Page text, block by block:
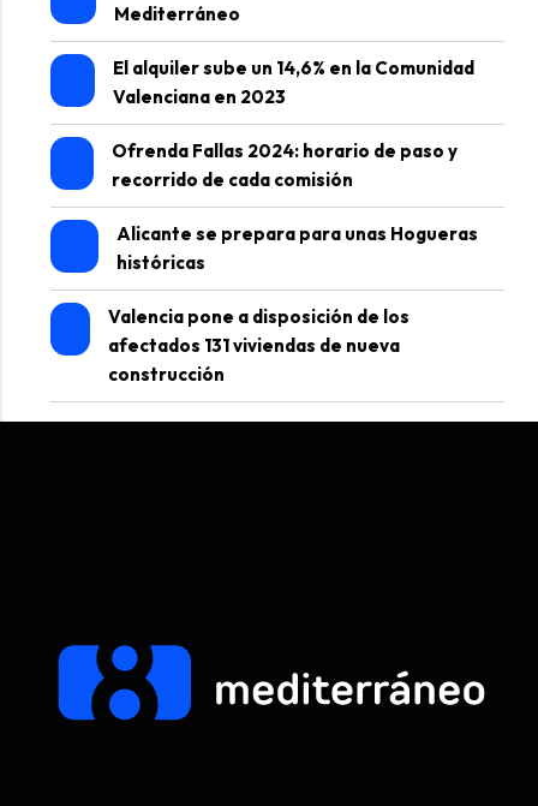
Mediterráneo
El alquiler sube un 14,6% en la Comunidad
Valenciana en 2023
Ofrenda Fallas 2024: horario de paso y
recorrido de cada comisión
Alicante se prepara para unas Hogueras
históricas
Valencia pone a disposición de los
afectados 131 viviendas de nueva
construcción